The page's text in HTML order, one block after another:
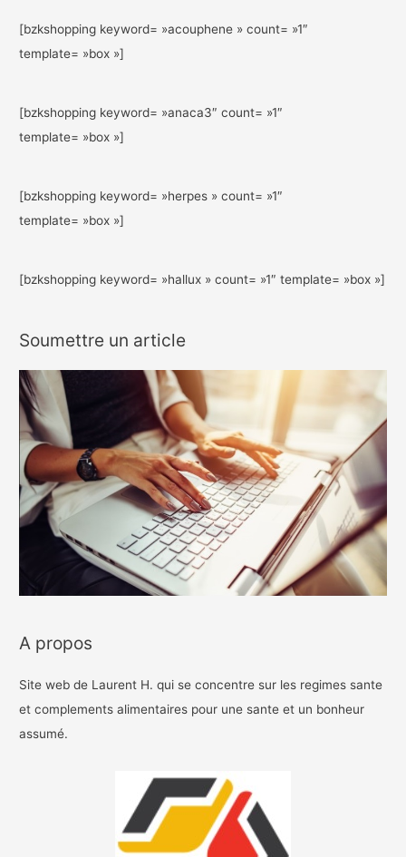
[bzkshopping keyword= »acouphene » count= »1″
template= »box »]
[bzkshopping keyword= »anaca3″ count= »1″
template= »box »]
[bzkshopping keyword= »herpes » count= »1″
template= »box »]
[bzkshopping keyword= »hallux » count= »1″ template= »box »]
Soumettre un article
A propos
Site web de Laurent H. qui se concentre sur les regimes sante
et complements alimentaires pour une sante et un bonheur
assumé.